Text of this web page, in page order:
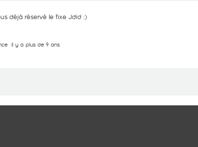
déjà réservé le fixe Jdid :)
il y a plus de 9 ans